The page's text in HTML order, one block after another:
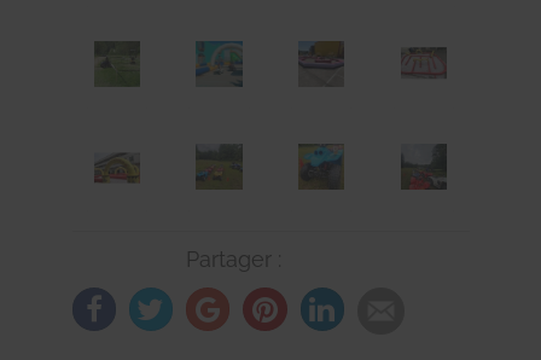
Partager :